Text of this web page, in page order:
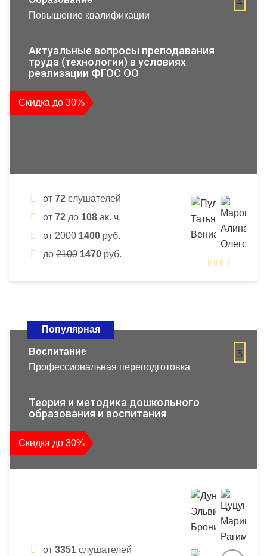
4
Повышение квалификации
Актуальные вопросы преподавания
труда (технологии) в условиях
реализации ФГОС ОО
Скидка до 30%
от 72 слушателей
от 72 до 108 ак. ч.
от 2000 1400 руб.
до 2100 1470 руб.
Популярная
5
Воспитание
Профессиональная переподготовка
Теория и методика дошкольного
образования и воспитания
Скидка до 30%
от 3351 слушателей